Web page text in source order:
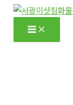
Main
Menu